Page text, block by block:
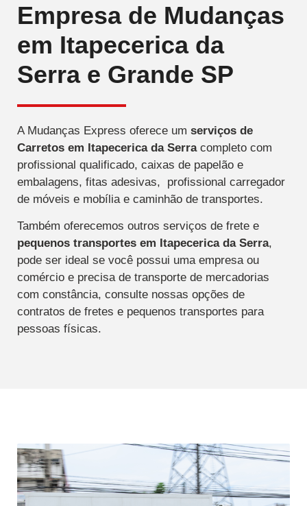
Empresa de Mudanças
em Itapecerica da
Serra e Grande SP
A Mudanças Express oferece um serviços de
Carretos em Itapecerica da Serracompleto com
profissional qualificado, caixas de papelão e
embalagens, fitas adesivas, profissional carregador
de móveis e mobília e caminhão de transportes.
Também oferecemos outros serviços de frete e
pequenos transportes em Itapecerica da Serra,
pode ser ideal se você possui uma empresa ou
comércio e precisa de transporte de mercadorias
com constância, consulte nossas opções de
contratos de fretes e pequenos transportes para
pessoas físicas.